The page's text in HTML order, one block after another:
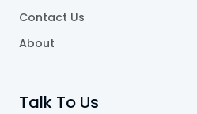
Contact Us
About
Talk To Us